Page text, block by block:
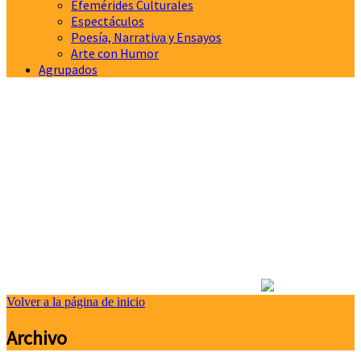
Efemérides Culturales
Espectáculos
Poesía, Narrativa y Ensayos
Arte con Humor
Agrupados
Volver a la página de inicio
Archivo